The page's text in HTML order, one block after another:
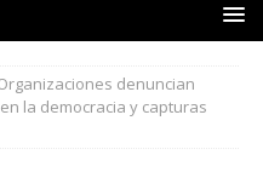
denuncian
la democracia y capturas